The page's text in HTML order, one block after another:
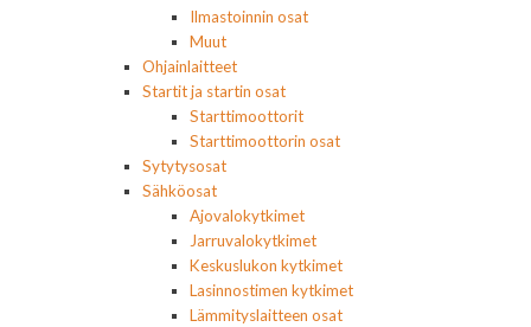
Ilmastoinnin osat
Muut
Ohjainlaitteet
Startit ja startin osat
Starttimoottorit
Starttimoottorin osat
Sytytysosat
Sähköosat
Ajovalokytkimet
Jarruvalokytkimet
Keskuslukon kytkimet
Lasinnostimen kytkimet
Lämmityslaitteen osat